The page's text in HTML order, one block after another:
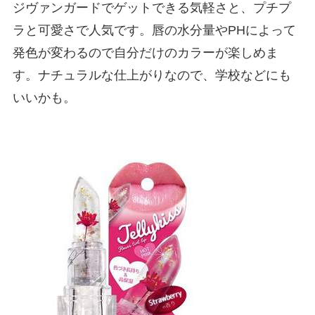
ジヴァンガードでゲットできる気軽さと、プチプ
ラと可愛さで人気です。唇の水分量やPHによって
発色が変わるので自分だけのカラーが楽しめま
す。ナチュラルな仕上がりなので、学校などにも
いいかも。